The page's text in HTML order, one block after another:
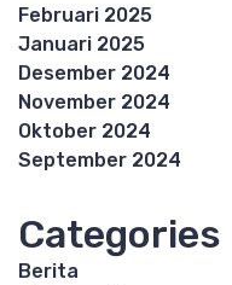
Februari 2025
Januari 2025
Desember 2024
November 2024
Oktober 2024
September 2024
Categories
Berita